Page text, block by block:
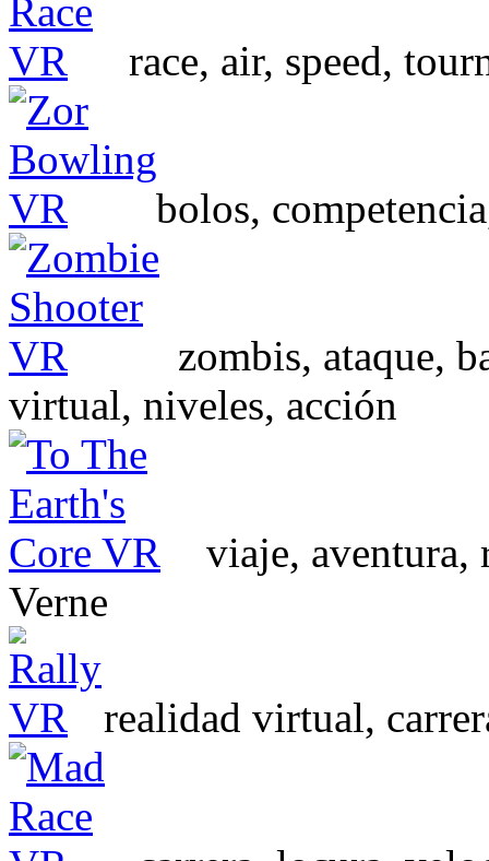
race, air, speed,
bolos,
zombis, ataque,
virtual, niveles, acción
viaje,
Verne
realidad virtual,